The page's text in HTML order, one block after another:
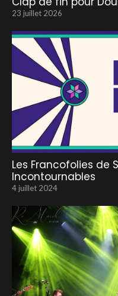
23 juillet 2026
Les Francofolies de
Incontournables
4 juillet 2024